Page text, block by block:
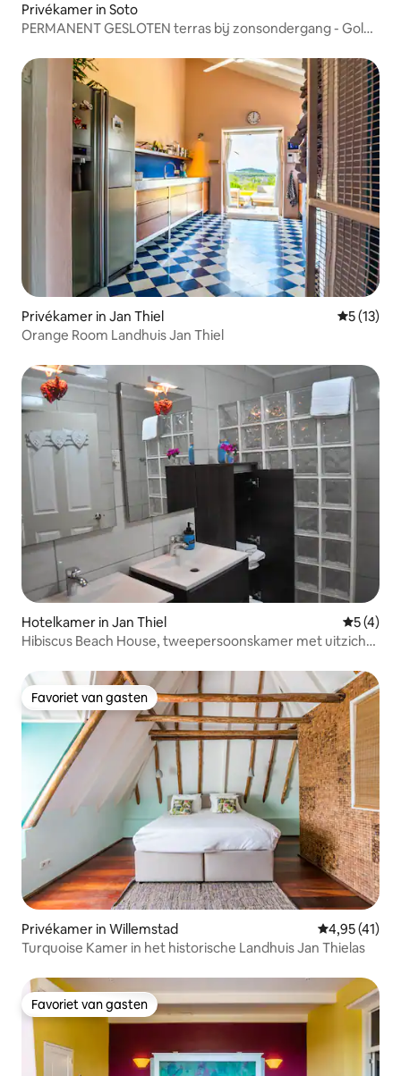
Privékamer in Soto
PERMANENT GESLOTEN terras bij zonsondergang - Gold
Privékamer in Jan Thiel
5 (13)
Orange Room Landhuis Jan Thiel
Hotelkamer in Jan Thiel
5 (4)
Hibiscus Beach House, tweepersoonskamer met uitzicht
Favoriet van gasten
Favoriet van gasten
Privékamer in Willemstad Gemiddelde
4,95 (41)
Turquoise Kamer in het historische Landhuis Jan Thielas
Favoriet van gasten
Favoriet van gasten